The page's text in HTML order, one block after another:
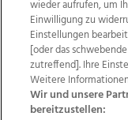
Wir über uns
Datenschutz
AGB Website
wieder aufrufen, um
Einwilligung zu
Einstellungen
[oder das
zutreffend]. Ihre
Weitere
Wir und unsere
bereitzustellen: